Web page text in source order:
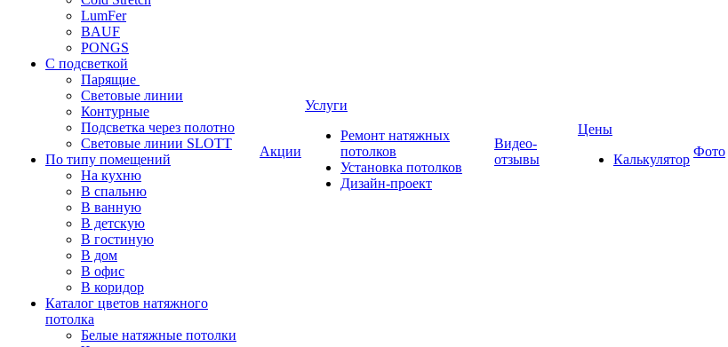
LumFer
BAUF
PONGS
С подсветкой
Парящие
Световые линии
Контурные
Подсветка через полотно
Световые линии SLOTT
По типу помещений
На кухню
В спальню
В ванную
В детскую
В гостиную
В дом
В офис
В коридор
Каталог цветов натяжного
потолка
Белые натяжные потолки
Акции
Услуги
Ремонт натяжных
потолков
Установка потолков
Дизайн-проект
Видео-
отзывы
Цены
Калькулятор
Фото